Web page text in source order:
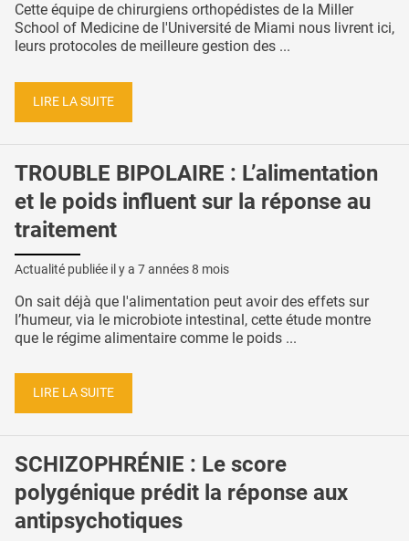
Cette équipe de chirurgiens orthopédistes de la Miller
School of Medicine de l'Université de Miami nous livrent ici,
leurs protocoles de meilleure gestion des ...
LIRE LA SUITE
TROUBLE BIPOLAIRE : L’alimentation
et le poids influent sur la réponse au
traitement
Actualité publiée il y a 7 années 8 mois
On sait déjà que l'alimentation peut avoir des effets sur
l’humeur, via le microbiote intestinal, cette étude montre
que le régime alimentaire comme le poids ...
LIRE LA SUITE
SCHIZOPHRÉNIE : Le score
polygénique prédit la réponse aux
antipsychotiques